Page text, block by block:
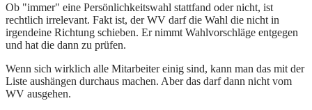
Ob "immer" eine Persönlichkeitswahl stattfand oder nicht, ist
rechtlich irrelevant. Fakt ist, der WV darf die Wahl die nicht in
irgendeine Richtung schieben. Er nimmt Wahlvorschläge entgegen
und hat die dann zu prüfen.
Wenn sich wirklich alle Mitarbeiter einig sind, kann man das mit der
Liste aushängen durchaus machen. Aber das darf dann nicht vom
WV ausgehen.